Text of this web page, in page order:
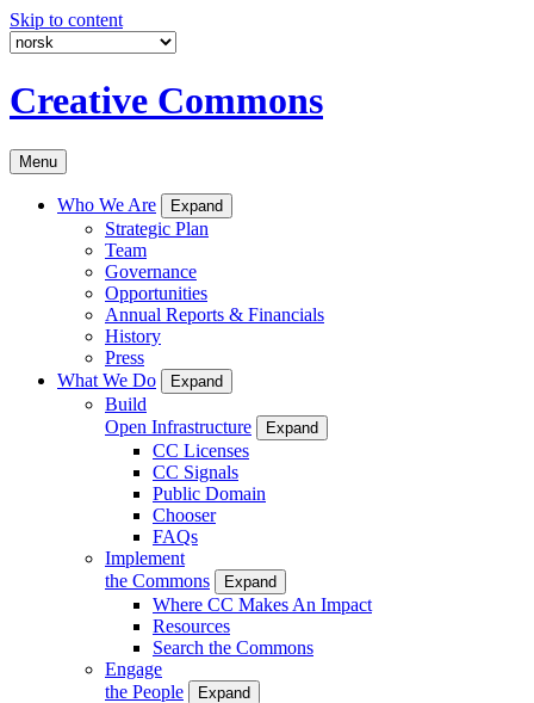
Skip to content
Creative Commons
Menu
Who We Are Expand
Strategic Plan
Team
Governance
Opportunities
Annual Reports & Financials
History
Press
What We Do
Expand
Build
Open Infrastructure
Expand
CC Licenses
CC Signals
Public Domain
Chooser
FAQs
Implement
the Commons
Expand
Where CC Makes An Impact
Resources
Search the Commons
Engage
the People
Expand